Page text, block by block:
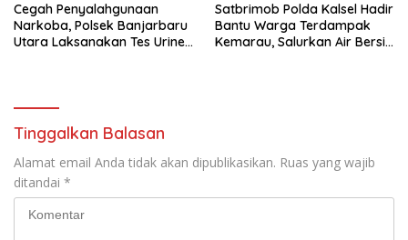
Cegah Penyalahgunaan
Narkoba, Polsek Banjarbaru
Utara Laksanakan Tes Urine
Satbrimob Polda Kalsel Hadir
Bantu Warga Terdampak
Kemarau, Salurkan Air Bersih
Tinggalkan Balasan
Alamat email Anda tidak akan dipublikasikan. Ruas yang wajib
ditandai *